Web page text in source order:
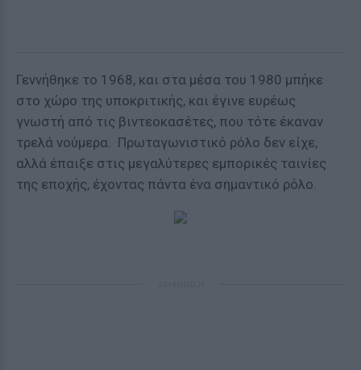
Γεννήθηκε το 1968, και στα μέσα του 1980 μπήκε
στο χώρο της υποκριτικής, και έγινε ευρέως
γνωστή από τις βιντεοκασέτες, που τότε έκαναν
τρελά νούμερα. Πρωταγωνιστικό ρόλο δεν είχε,
αλλά έπαιξε στις μεγαλύτερες εμπορικές ταινίες
της εποχής, έχοντας πάντα ένα σημαντικό ρόλο.